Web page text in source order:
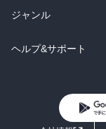
BL・TL
雑誌・グラビア
BL・TL
ラノベ
雑誌・グラビア
総合
ラノベ
ジャンル
コミック
ライトノベル
ヘルプ&サポート
よくあるご質問